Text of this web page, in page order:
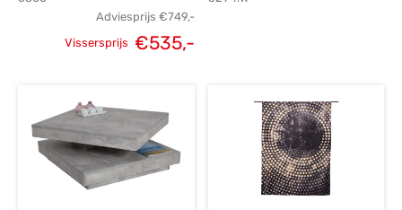
Adviesprijs €749,-
€749,-.
Vissersprijs €535,-
€535,-.